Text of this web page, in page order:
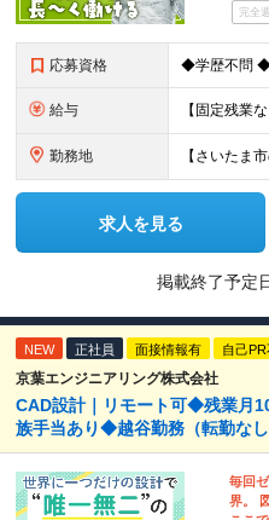
完全
応募資格
給与
勤務地
求人を見る
掲載終了予定
NEW 正社員 面接情報有 自己
京葉エンジニアリング株式会社
CAD設計｜リモート可◆残業月
族手当あり◆越谷勤務（転勤な
毎回
界。